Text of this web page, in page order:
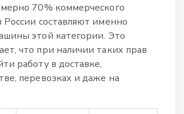
70% коммерческого
России составляют именно
этой категории. Это
что при наличии таких прав
работу в доставке,
перевозках и даже на